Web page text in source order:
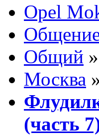
Opel
Общий »
Москва
(часть